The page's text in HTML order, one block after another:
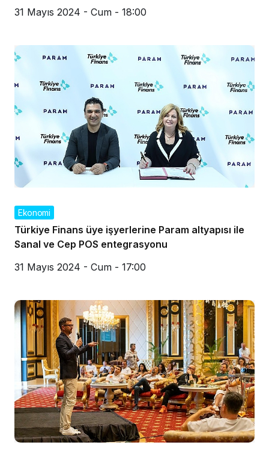
31 Mayıs 2024 - Cum - 18:00
Ekonomi
Türkiye Finans üye işyerlerine Param altyapısı ile
Sanal ve Cep POS entegrasyonu
31 Mayıs 2024 - Cum - 17:00